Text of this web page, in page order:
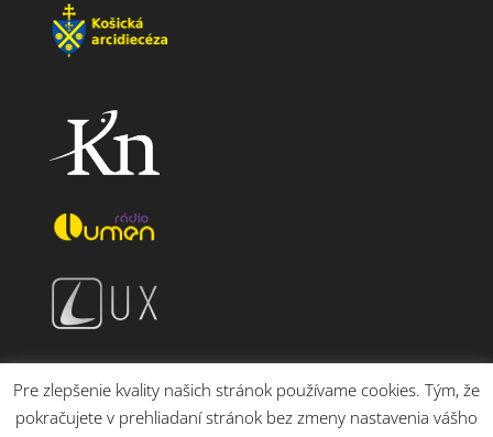
Pre zlepšenie kvality našich stránok používame cookies. Tým, že
pokračujete v prehliadaní stránok bez zmeny nastavenia vášho